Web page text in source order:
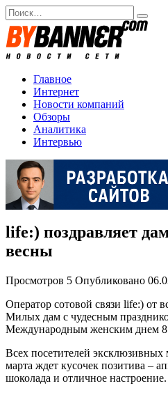
Перейти
к
содержанию
Search
for:
Главное
Интернет
Новости компаний
Обзоры
Аналитика
Интервью
life:) поздравляет
весны
Просмотров 5 Опубликовано
Оператор сотовой связи life:) от
Милых дам с чудесным
Международным женским днем
Всех посетителей эксклюзивных
марта ждет кусочек позитива –
шоколада и отличное настроение.